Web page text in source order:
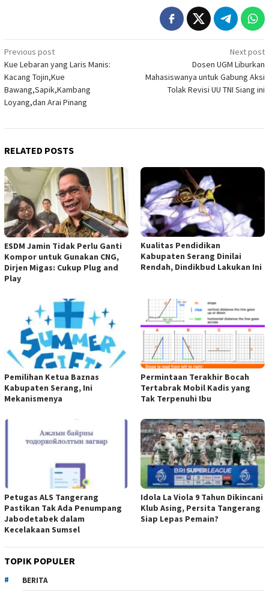
Post
navigation
Previous post
Kue Lebaran yang Laris Manis:
Kacang Tojin,Kue
Bawang,Sapik,Kambang
Loyang,dan Arai Pinang
Next post
Dosen UGM Liburkan
Mahasiswanya untuk Gabung Aksi
Tolak Revisi UU TNI Siang ini
RELATED POSTS
ESDM Jamin Tidak Perlu Ganti
Kompor untuk Gunakan CNG,
Dirjen Migas: Cukup Plug and
Play
Kualitas Pendidikan
Kabupaten Serang Dinilai
Rendah, Dindikbud Lakukan Ini
Pemilihan Ketua Baznas
Kabupaten Serang, Ini
Mekanismenya
Permintaan Terakhir Bocah
Tertabrak Mobil Kadis yang
Tak Terpenuhi Ibu
Petugas ALS Tangerang
Pastikan Tak Ada Penumpang
Jabodetabek dalam
Kecelakaan Sumsel
Idola La Viola 9 Tahun Dikincani
Klub Asing, Persita Tangerang
Siap Lepas Pemain?
TOPIK POPULER
BERITA